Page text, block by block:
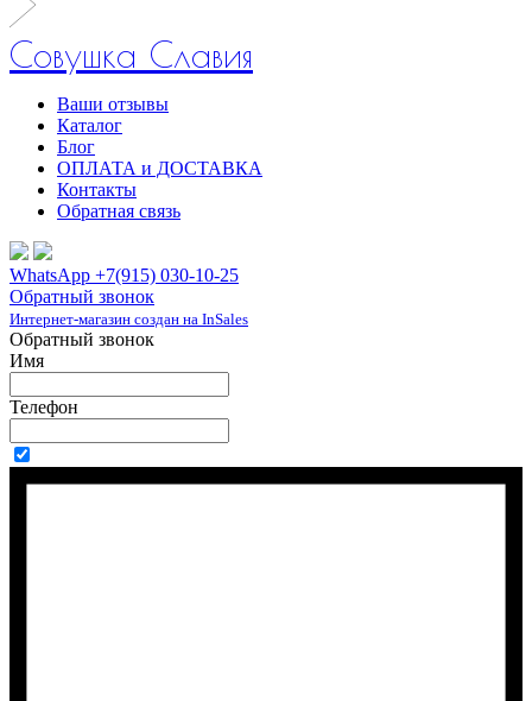
Совушка Славия
Ваши отзывы
Каталог
Блог
ОПЛАТА и ДОСТАВКА
Контакты
Обратная связь
WhatsApp +7(915) 030-10-25
Обратный звонок
Интернет-магазин создан на InSales
Обратный звонок
Имя
Телефон